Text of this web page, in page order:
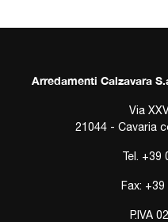
Arredamenti Calzavara
Via
21044 - Cavaria
Tel. +39
Fax:
P.IVA